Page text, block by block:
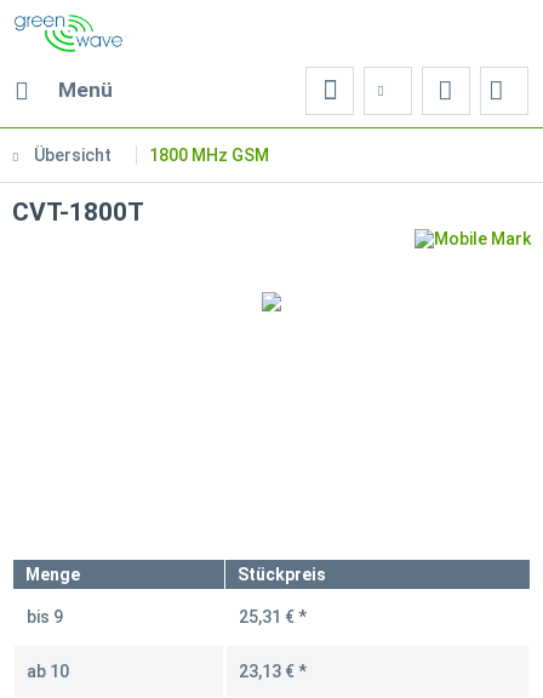
Menü
Übersicht 1800 MHz GSM
CVT-1800T
Menge Stückpreis
bis 9 25,31 € *
ab 10 23,13 € *